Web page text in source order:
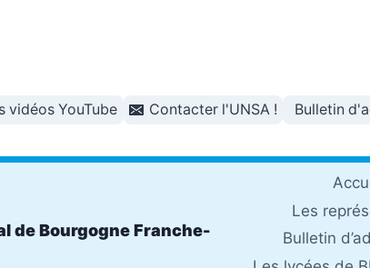
vidéos YouTube Contacter l'UNSA ! Bulletin
de Bourgogne Franche-
Les
Bulletin